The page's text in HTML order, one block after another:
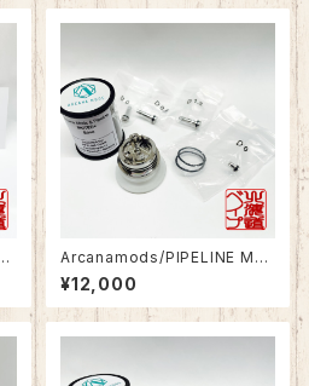
Arcanamods/PIPELINE MU
TED RTA+ Base
¥12,000